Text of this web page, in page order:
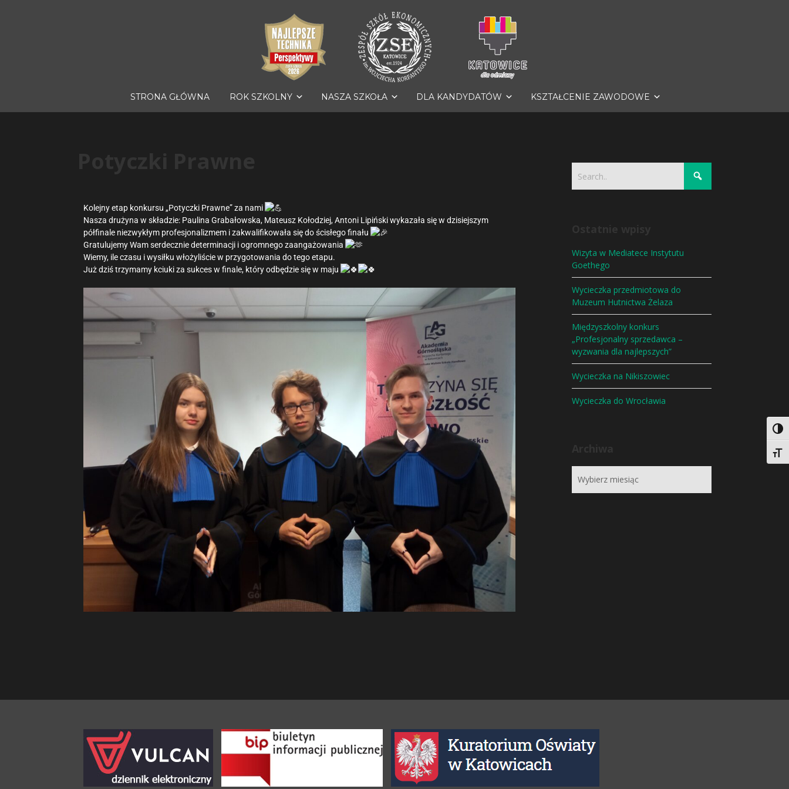
STRONA GŁÓWNA ROK SZKOLNY NASZA SZKOŁA DLA KANDYDATÓW KSZTAŁCENIE ZAWODOWE
Kolejny etap konkursu „Potyczki Prawne” za nami
Nasza drużyna w składzie: Paulina Grabałowska, Mateusz Kołodziej, Antoni Lipiński wykazała się w dzisiejszym
półfinale niezwykłym profesjonalizmem i zakwalifikowała się do ścisłego finału
Gratulujemy Wam serdecznie determinacji i ogromnego zaangażowania
Wiemy, ile czasu i wysiłku włożyliście w przygotowania do tego etapu.
Już dziś trzymamy kciuki za sukces w finale, który odbędzie się w maju
Wizyta w Mediatece Instytutu
Goethego
Wycieczka przedmiotowa do
Muzeum Hutnictwa Żelaza
Międzyszkolny konkurs
„Profesjonalny sprzedawca –
wyzwania dla najlepszych”
Wycieczka na Nikiszowiec
Wycieczka do Wrocławia